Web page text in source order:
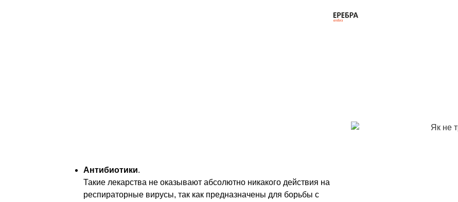
Антибиотики.
Такие лекарства не оказывают абсолютно никакого действия на
респираторные вирусы, так как предназначены для борьбы с